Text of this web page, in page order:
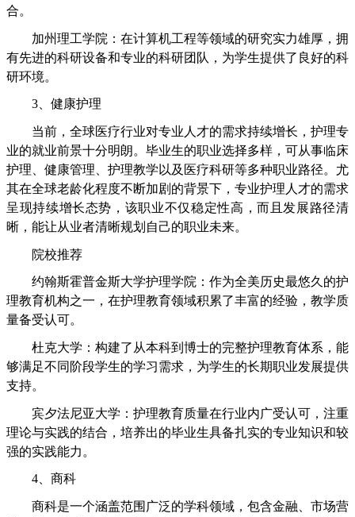
合。
加州理工学院：在计算机工程等领域的研究实力雄厚，拥
有先进的科研设备和专业的科研团队，为学生提供了良好的科
研环境。
3、健康护理
当前，全球医疗行业对专业人才的需求持续增长，护理专
业的就业前景十分明朗。毕业生的职业选择多样，可从事临床
护理、健康管理、护理教学以及医疗科研等多种职业路径。尤
其在全球老龄化程度不断加剧的背景下，专业护理人才的需求
呈现持续增长态势，该职业不仅稳定性高，而且发展路径清
晰，能让从业者清晰规划自己的职业未来。
院校推荐
约翰斯霍普金斯大学护理学院：作为全美历史最悠久的护
理教育机构之一，在护理教育领域积累了丰富的经验，教学质
量备受认可。
杜克大学：构建了从本科到博士的完整护理教育体系，能
够满足不同阶段学生的学习需求，为学生的长期职业发展提供
支持。
宾夕法尼亚大学：护理教育质量在行业内广受认可，注重
理论与实践的结合，培养出的毕业生具备扎实的专业知识和较
强的实践能力。
4、商科
商科是一个涵盖范围广泛的学科领域，包含金融、市场营